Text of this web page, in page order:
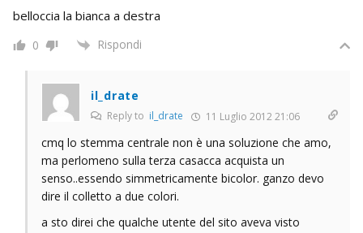
belloccia la bianca a destra
0 Rispondi
il_drate
Reply to il_drate 11 Luglio 2012 21:06
cmq lo stemma centrale non è una soluzione che amo,
ma perlomeno sulla terza casacca acquista un
senso..essendo simmetricamente bicolor. ganzo devo
dire il colletto a due colori.
a sto direi che qualche utente del sito aveva visto